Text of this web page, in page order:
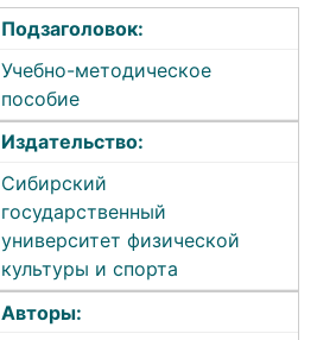
Подзаголовок:
Учебно-методическое
пособие
Издательство:
Сибирский
государственный
университет физической
культуры и спорта
Авторы: